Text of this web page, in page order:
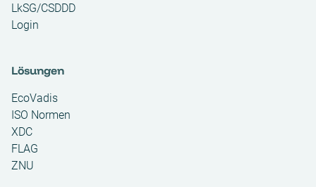
LkSG/CSDDD
Login
Lösungen
EcoVadis
ISO Normen
XDC
FLAG
ZNU